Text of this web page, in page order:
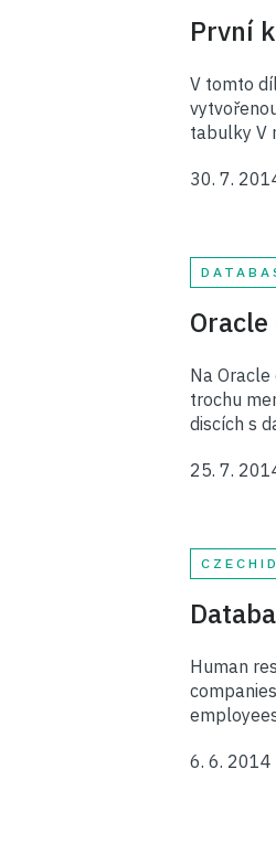
První
V tomto
tabulky V
30. 7.
Na
trochu
discích s
25. 7.
Human
6. 6. 2014